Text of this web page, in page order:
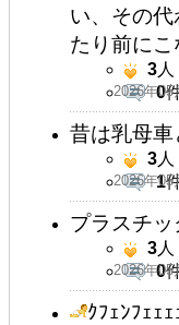
い、その
たり前にこ
2026年05
3人
0
昔は乳母車
2026年05
3人
1
プラスチ
2026年05
3人
0
ｸﾌｪﾝﾌｪｪ